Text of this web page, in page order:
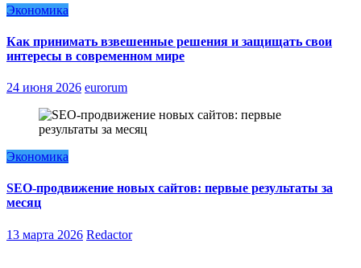
Экономика
Как принимать взвешенные решения и защищать свои
интересы в современном мире
24 июня 2026 eurorum
Экономика
SEO-продвижение новых сайтов: первые результаты за
месяц
13 марта 2026 Redactor